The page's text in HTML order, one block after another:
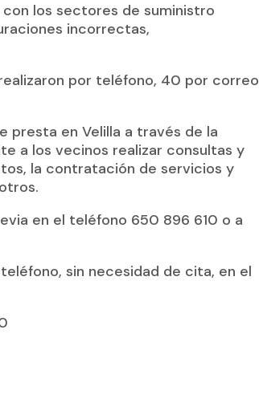
los sectores de suministro
incorrectas,
por teléfono, 40 por correo
presta en Velilla a través de la
a los vecinos realizar consultas y
la contratación de servicios y
en el teléfono 650 896 610 o a
sin necesidad de cita, en el